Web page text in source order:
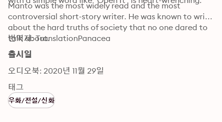
Manto was the most widely read and the most
controversial short-story writer. He was known to write
about the hard truths of society that no one dared to
talk about.
번역자: TranslationPanacea
출시일
오디오북: 2020년 11월 29일
태그
우화/전설/신화